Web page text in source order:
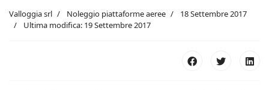
Valloggia srl Noleggio piattaforme aeree
18 Settembre 2017
Ultima modifica: 19 Settembre 2017